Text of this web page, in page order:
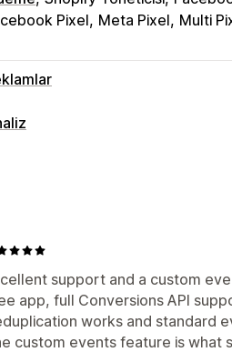
Pixel
Meta Pixel Multi
analizleri
takibi Etkileşim
öz nitelikleri
ve satış
Satın alım takibi UTM takibi
ve raporlar
kontrol paneli
GDPR
support and a custom
app, full Conversions API
works and standard
custom events feature is what